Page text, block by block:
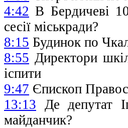
4:42 В Бердичеві
сесії міськради?
8:15 Будинок по
8:55 Директори
іспити
9:47 Єпископ
13:13 Де депутат
майданчик?